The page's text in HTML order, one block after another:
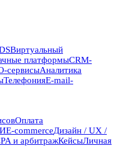
Виртуальный
платформыCRM-
сервисыАналитика
ТелефонияE-mail-
Оплата
E-commerceДизайн / UX /
и арбитражКейсыЛичная